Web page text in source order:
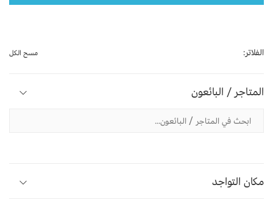
الفلاتر: مسح الكل
المتاجر / البائعون
مكان التواجد